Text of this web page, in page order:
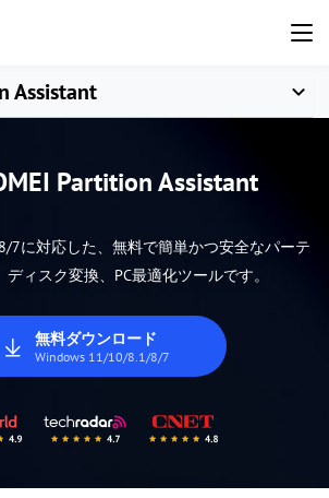
Assistant
Partition Assistant
7に対応した、無料で簡単かつ安全なパーテ
ディスク変換、PC最適化ツールです。
無料ダウンロード
Windows 11/10/8.1/8/7